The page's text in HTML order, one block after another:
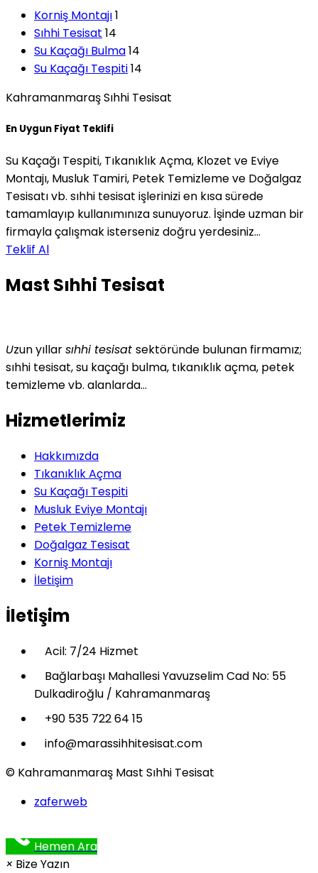
Korniş Montajı1
Sıhhi Tesisat 14
Su Kaçağı Bulma14
Su Kaçağı Tespiti14
Kahramanmaraş Sıhhi Tesisat
En Uygun Fiyat Teklifi
Su Kaçağı Tespiti, Tıkanıklık Açma, Klozet ve Eviye
Montajı, Musluk Tamiri, Petek Temizleme ve Doğalgaz
Tesisatı vb. sıhhi tesisat işlerinizi en kısa sürede
tamamlayıp kullanımınıza sunuyoruz. İşinde uzman bir
firmayla çalışmak isterseniz doğru yerdesiniz…
Teklif Al
Mast Sıhhi Tesisat
Uzun yıllarsıhhi tesisat sektöründe bulunan firmamız;
sıhhi tesisat, su kaçağı bulma, tıkanıklık açma, petek
temizleme vb. alanlarda…
Hizmetlerimiz
Hakkımızda
Tıkanıklık Açma
Su Kaçağı Tespiti
Musluk Eviye Montajı
Petek Temizleme
Doğalgaz Tesisat
Korniş Montajı
İletişim
İletişim
Acil: 7/24 Hizmet
Bağlarbaşı Mahallesi Yavuzselim Cad No: 55
Dulkadiroğlu / Kahramanmaraş
+90 535 722 64 15
info@marassihhitesisat.com
© Kahramanmaraş Mast Sıhhi Tesisat
zaferweb
Hemen Ara
× Bize Yazın